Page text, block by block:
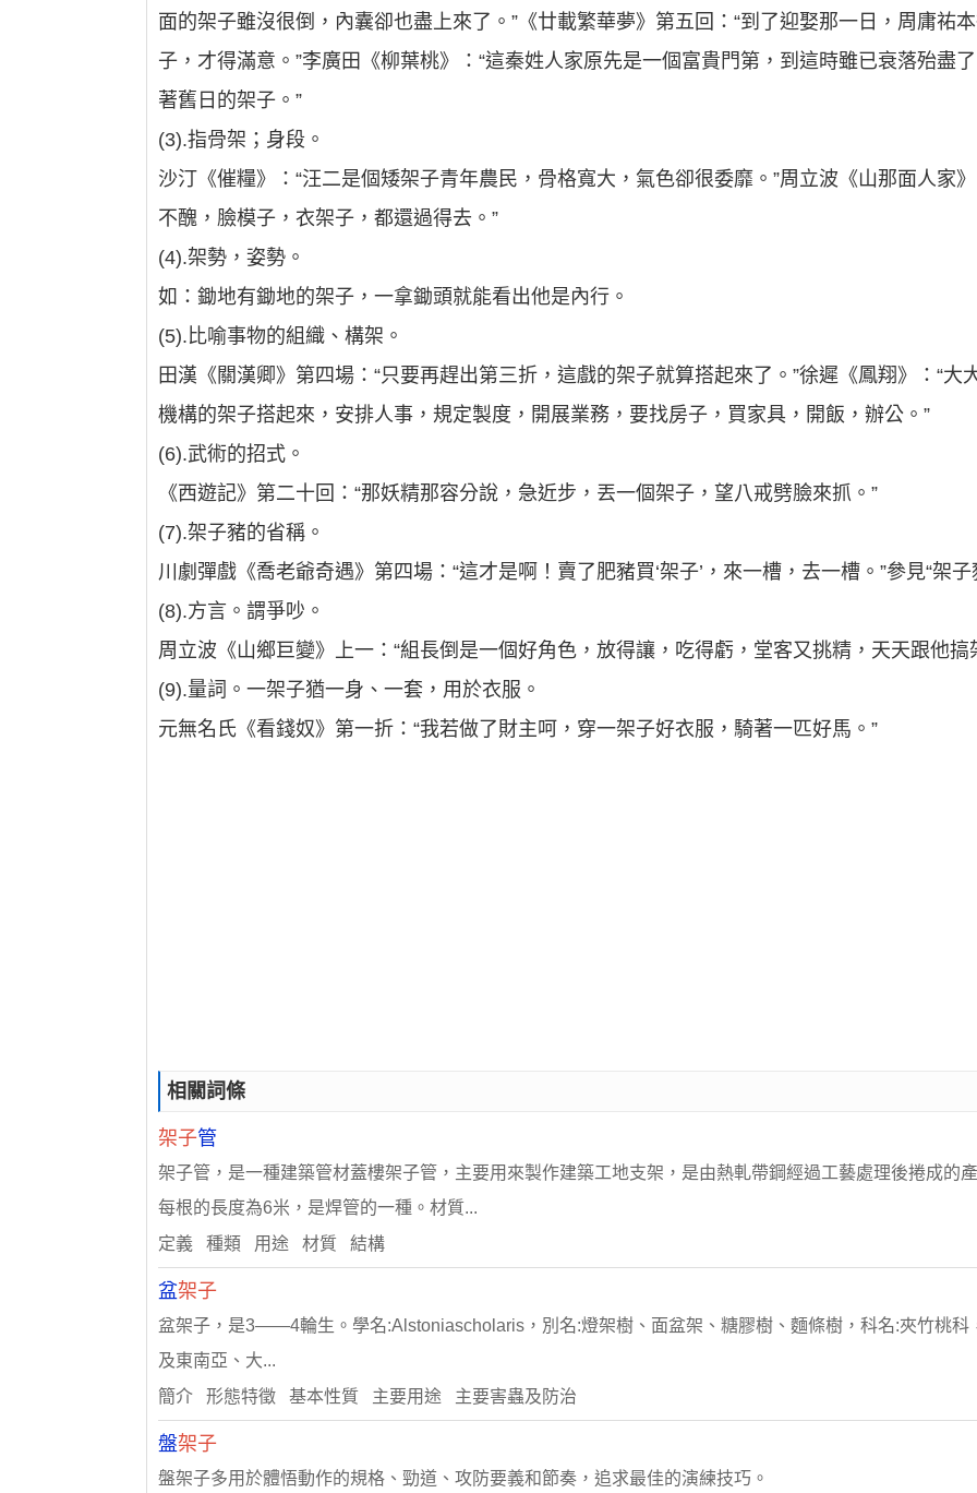
面的架子雖沒很倒，內囊卻也盡上來了。”《廿載繁華夢》第五回：“到了迎娶那一日，周庸祐
子，才得滿意。”李廣田《柳葉桃》：“這秦姓人家原先是一個富貴門第，到這時雖已衰落殆盡
著舊日的架子。”
(3).指骨架；身段。
沙汀《催糧》：“汪二是個矮架子青年農民，骨格寬大，氣色卻很委靡。”周立波《山那面人家
不醜，臉模子，衣架子，都還過得去。”
(4).架勢，姿勢。
如：鋤地有鋤地的架子，一拿鋤頭就能看出他是內行。
(5).比喻事物的組織、構架。
田漢《關漢卿》第四場：“只要再趕出第三折，這戲的架子就算搭起來了。”徐遲《鳳翔》：“大
機構的架子搭起來，安排人事，規定製度，開展業務，要找房子，買家具，開飯，辦公。”
(6).武術的招式。
《西遊記》第二十回：“那妖精那容分說，急近步，丟一個架子，望八戒劈臉來抓。”
(7).架子豬的省稱。
川劇彈戲《喬老爺奇遇》第四場：“這才是啊！賣了肥豬買‘架子’，來一槽，去一槽。”參見“架子
(8).方言。謂爭吵。
周立波《山鄉巨變》上一：“組長倒是一個好角色，放得讓，吃得虧，堂客又挑精，天天跟他搞
(9).量詞。一架子猶一身、一套，用於衣服。
元無名氏《看錢奴》第一折：“我若做了財主呵，穿一架子好衣服，騎著一匹好馬。”
相關詞條
架子管
架子管，是一種建築管材蓋樓架子管，主要用來製作建築工地支架，是由熱軋帶鋼經過工藝處理後捲成的
每根的長度為6米，是焊管的一種。材質...
定義 種類 用途 材質 結構
盆架子
盆架子，是3——4輪生。學名:Alstoniascholaris，別名:燈架樹、面盆架、糖膠樹、麵條樹，科名:夾竹桃科
及東南亞、大...
簡介 形態特徵 基本性質 主要用途 主要害蟲及防治
盤架子
盤架子多用於體悟動作的規格、勁道、攻防要義和節奏，追求最佳的演練技巧。